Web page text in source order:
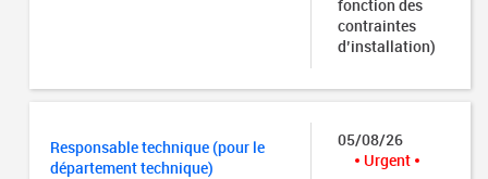
fonction des
contraintes
d’installation)
Responsable technique (pour le
département technique)
05/08/26
Urgent